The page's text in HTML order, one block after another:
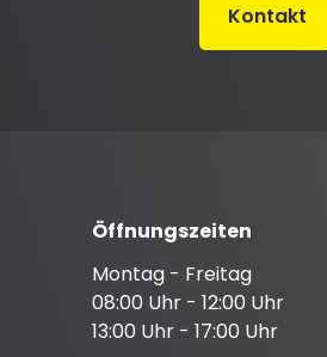
Kontakt
Öffnungszeiten
Montag - Freitag
08:00 Uhr - 12:00 Uhr
13:00 Uhr - 17:00 Uhr